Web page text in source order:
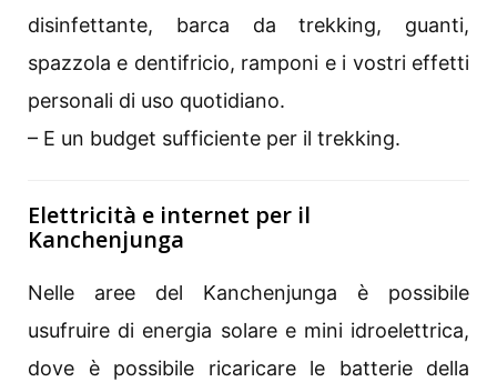
disinfettante, barca da trekking, guanti,
spazzola e dentifricio, ramponi e i vostri effetti
personali di uso quotidiano.
– E un budget sufficiente per il trekking.
Elettricità e internet per il
Kanchenjunga
Nelle aree del Kanchenjunga è possibile
usufruire di energia solare e mini idroelettrica,
dove è possibile ricaricare le batterie della